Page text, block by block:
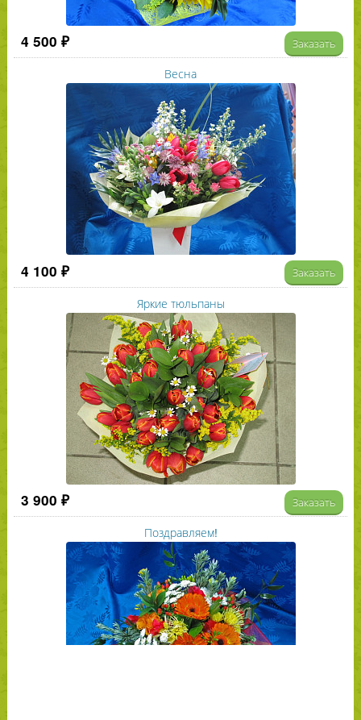
4 500 ₽ Заказать
Весна
4 100 ₽ Заказать
Яркие тюльпаны
3 900 ₽ Заказать
Поздравляем!